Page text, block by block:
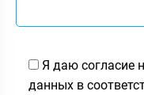
Я даю согласие
данных в